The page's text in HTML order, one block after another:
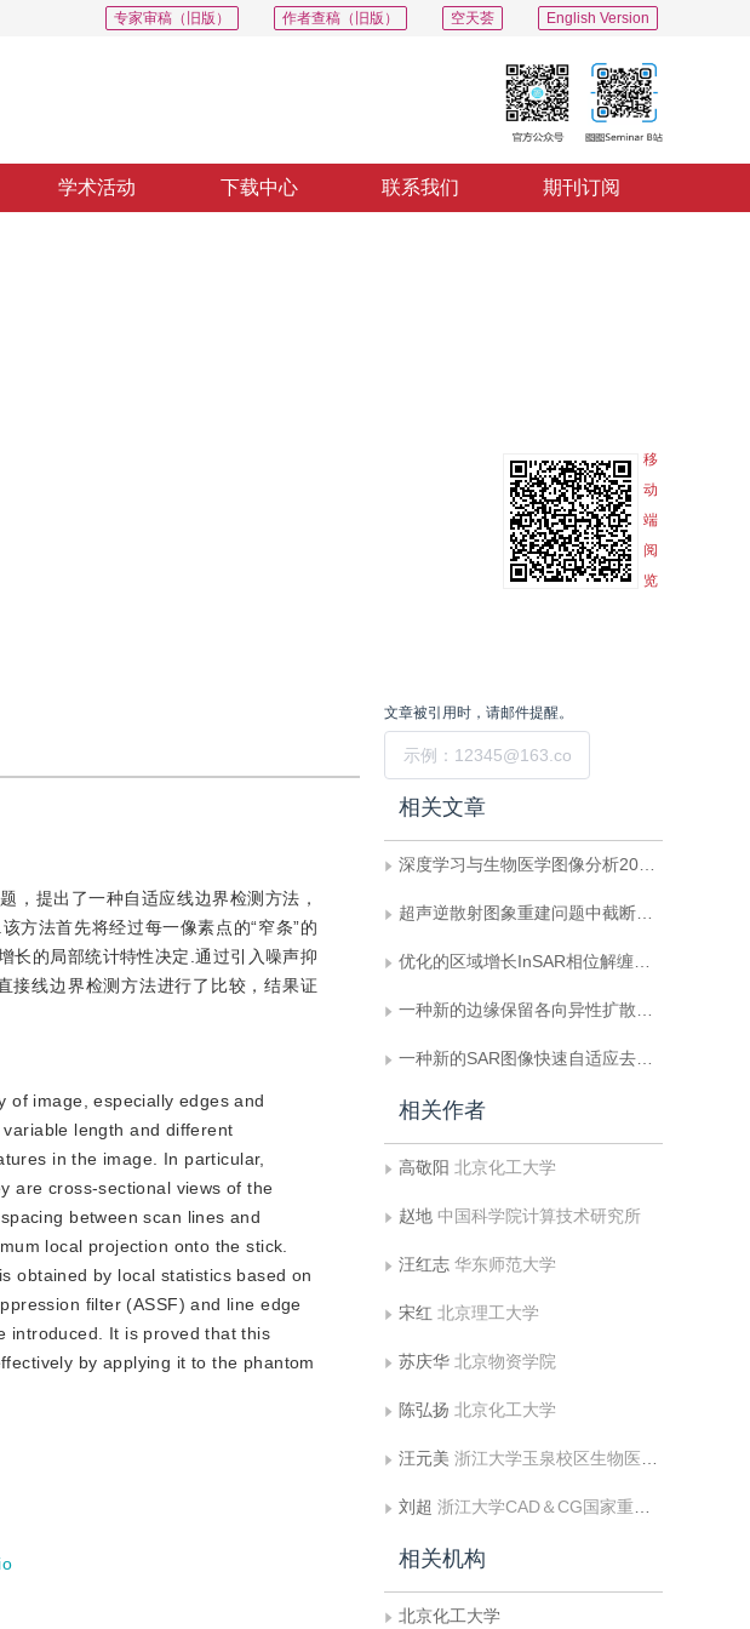
English Version
空天荟
作者查稿（旧版）
专家审稿（旧版）
学术活动 下载中心 联系我们 期刊订阅
移
动
端
阅
览
，提出了一种自适应线边界检测方法，
方法首先将经过每一像素点的“窄条”的
长的局部统计特性决定.通过引入噪声抑
接线边界检测方法进行了比较，结果证
of image, especially edges and
length and different
in the image. In particular,
are cross-sectional views of the
between scan lines and
local projection onto the stick.
obtained by local statistics based on
filter (ASSF) and line edge
introduced. It is proved that this
by applying it to the phantom
文章被引用时，请邮件提醒。
相关文章
深度学习与生物医学图像分析2020年综述
超声逆散射图象重建问题中截断奇异值分解正则化方法研究
优化的区域增长InSAR相位解缠算法
一种新的边缘保留各向异性扩散方法
一种新的SAR图像快速自适应去斑算法
相关作者
高敬阳 北京化工大学
赵地 中国科学院计算技术研究所
汪红志 华东师范大学
宋红 北京理工大学
苏庆华 北京物资学院
陈弘扬 北京化工大学
汪元美 浙江大学玉泉校区生物医学工程系
刘超 浙江大学CAD＆CG国家重点实验室
相关机构
北京化工大学